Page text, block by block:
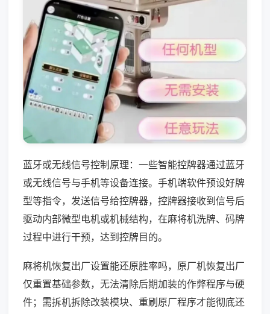
蓝牙或无线信号控制原理：一些智能控牌器通过蓝牙
或无线信号与手机等设备连接。手机端软件预设好牌
型等指令，发送信号给控牌器，控牌器接收到信号后
驱动内部微型电机或机械结构，在麻将机洗牌、码牌
过程中进行干预，达到控牌目的。
麻将机恢复出厂设置能还原胜率吗，原厂机恢复出厂
仅重置基础参数，无法清除后期加装的作弊程序与硬
件；需拆机拆除改装模块、重刷原厂程序才能彻底还